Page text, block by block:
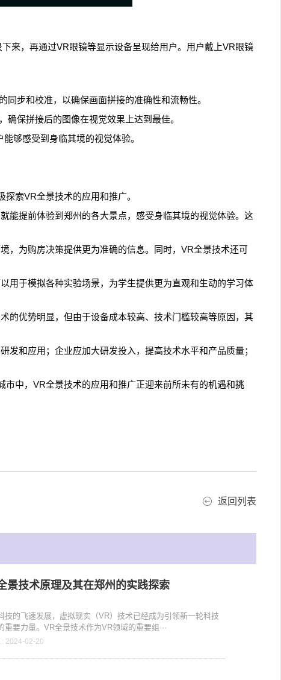
来，再通过VR眼镜等显示设备呈现给用户。用户戴上VR眼镜
步和校准，以确保画面拼接的准确性和流畅性。
保拼接后的图像在视觉效果上达到最佳。
够感受到身临其境的视觉体验。
索VR全景技术的应用和推广。
能提前体验到郑州的各大景点，感受身临其境的视觉体验。这
，为购房决策提供更为准确的信息。同时，VR全景技术还可
用于模拟各种实验场景，为学生提供更为直观和生动的学习体
的优势明显，但由于设备成本较高、技术门槛较高等原因，其
和应用；企业应加大研发投入，提高技术水平和产品质量；
中，VR全景技术的应用和推广正迎来前所未有的机遇和挑
返回列表
景技术原理及其在郑州的实践探索
技的飞速发展，虚拟现实（VR）技术已经成为引领新一轮科技
重要力量。VR全景技术作为VR领域的重要组···
: 2024-02-20